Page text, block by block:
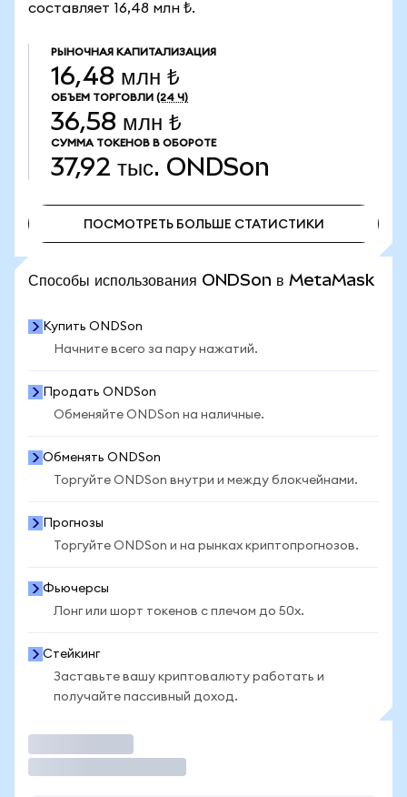
составляет 16,48 млн ₺.
РЫНОЧНАЯ КАПИТАЛИЗАЦИЯ
16,48 млн ₺
ОБЪЕМ ТОРГОВЛИ (24 Ч)
36,58 млн ₺
СУММА ТОКЕНОВ В ОБОРОТЕ
37,92 тыс. ONDSon
ПОСМОТРЕТЬ БОЛЬШЕ СТАТИСТИКИ
Способы использования ONDSon в MetaMask
Купить ONDSon
Начните всего за пару нажатий.
Продать ONDSon
Обменяйте ONDSon на наличные.
Обменять ONDSon
Торгуйте ONDSon внутри и между блокчейнами.
Прогнозы
Торгуйте ONDSon и на рынках криптопрогнозов.
Фьючерсы
Лонг или шорт токенов с плечом до 50x.
Стейкинг
Заставьте вашу криптовалюту работать и
получайте пассивный доход.